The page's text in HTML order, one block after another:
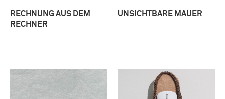
RECHNUNG AUS DEM
RECHNER
UNSICHTBARE MAUER